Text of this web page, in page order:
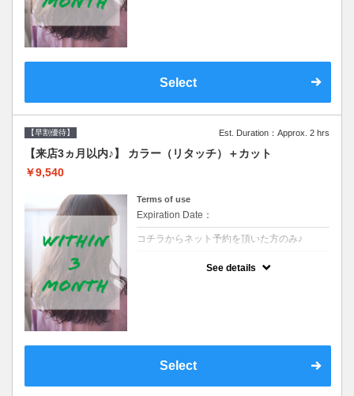
Select
【早割優待】 Est. Duration：Approx. 2 hrs
【来店3ヵ月以内♪】 カラー（リタッチ）＋カット
￥9,540
Terms of use
Expiration Date：
コチラからネット予約を頂いた方のみ♪
See details
Select